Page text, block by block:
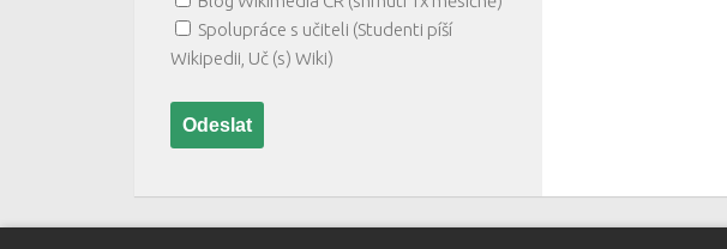
Spolupráce s učiteli (Studenti píší
Wikipedii, Uč (s) Wiki)